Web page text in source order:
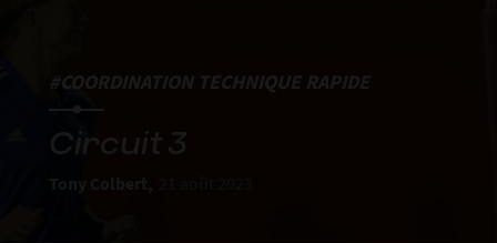
#COORDINATION TECHNIQUE RAPIDE
Circuit 3